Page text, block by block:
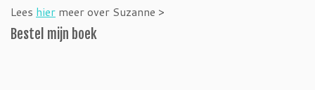
Lees hier meer over Suzanne >
Bestel mijn boek